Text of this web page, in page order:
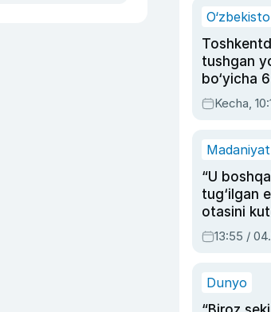
tushgan
bo‘yicha
hukmi
Kecha,
Madaniyat
“U
tug‘ilgan
otasini
dublyaj
13:55 /
Dunyo